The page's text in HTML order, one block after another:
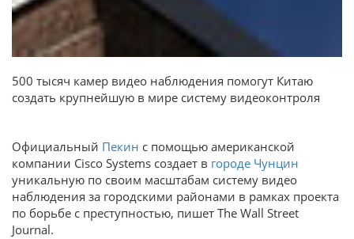
500 тысяч камер видео наблюдения помогут Китаю
создать крупнейшую в мире систему видеоконтроля
Официальный Пекин с помощью американской
компании Cisco Systems создает в городе Чунцин
уникальную по своим масштабам систему видео
наблюдения за городскими районами в рамках проекта
по борьбе с преступностью, пишет The Wall Street
Journal.